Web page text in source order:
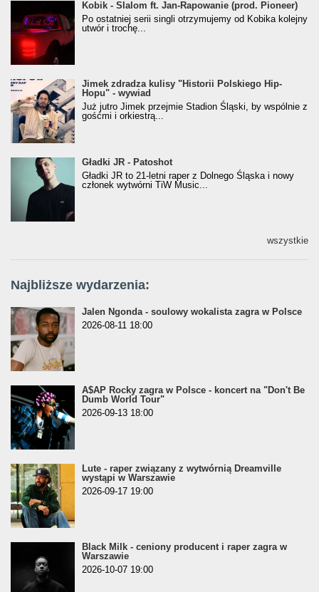
Kobik - Slalom ft. Jan-Rapowanie (prod. Pioneer)
[Official Music Visualiser]
Kobik - Slalom ft. Jan-Rapowanie (prod. Pioneer)
Po ostatniej serii singli otrzymujemy od Kobika kolejny
utwór i trochę...
Jimek zdradza kulisy "Historii Polskiego Hip-
Hopu" - wywiad
Jimek zdradza kulisy "Historii Polskiego Hip-
Hopu" - wywiad
Już jutro Jimek przejmie Stadion Śląski, by wspólnie z
gośćmi i orkiestrą...
Gładki JR - Patoshot
Gładki JR - Patoshot
Gładki JR to 21-letni raper z Dolnego Śląska i nowy
członek wytwórni TiW Music...
wszystkie
Najbliższe wydarzenia:
Jalen Ngonda - soulowy wokalista zagra w Polsce
2026-08-11 18:00
A$AP Rocky zagra w Polsce - koncert na "Don't Be
Dumb World Tour"
2026-09-13 18:00
Lute - raper związany z wytwórnią Dreamville
wystąpi w Warszawie
2026-09-17 19:00
Black Milk - ceniony producent i raper zagra w
Warszawie
2026-10-07 19:00